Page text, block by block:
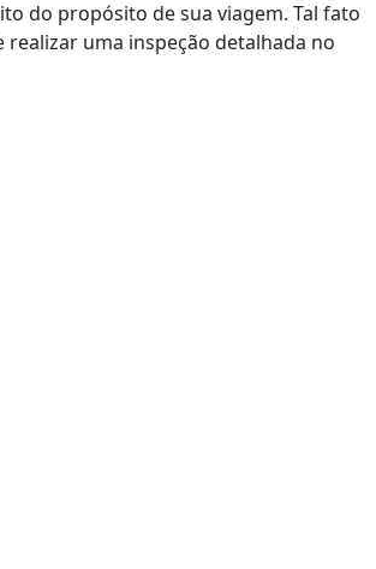
do propósito de sua viagem. Tal fato
realizar uma inspeção detalhada no